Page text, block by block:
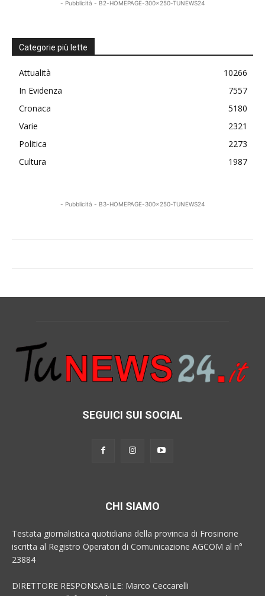
- Pubblicità - B2-HOMEPAGE-300x250-TUNEWS24
Categorie più lette
Attualità
10266
In Evidenza
7557
Cronaca
5180
Varie
2321
Politica
2273
Cultura
1987
- Pubblicità - B3-HOMEPAGE-300x250-TUNEWS24
SEGUICI SUI SOCIAL
CHI SIAMO
Testata giornalistica quotidiana della provincia di Frosinone
iscritta al Registro Operatori di Comunicazione AGCOM al n°
23884
DIRETTORE RESPONSABILE: Marco Ceccarelli